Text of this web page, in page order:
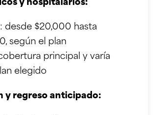
y hospitalarios:
desde $20,000 hasta
según el plan
principal y varía
elegido
y regreso anticipado: